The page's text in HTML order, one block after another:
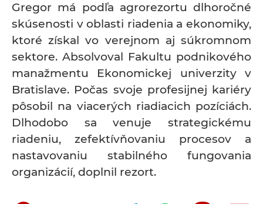
Gregor má podľa agrorezortu dlhoročné
skúsenosti v oblasti riadenia a ekonomiky,
ktoré získal vo verejnom aj súkromnom
sektore. Absolvoval Fakultu podnikového
manažmentu Ekonomickej univerzity v
Bratislave. Počas svoje profesijnej kariéry
pôsobil na viacerých riadiacich pozíciách.
Dlhodobo sa venuje strategickému
riadeniu, zefektívňovaniu procesov a
nastavovaniu stabilného fungovania
organizácií, doplnil rezort.